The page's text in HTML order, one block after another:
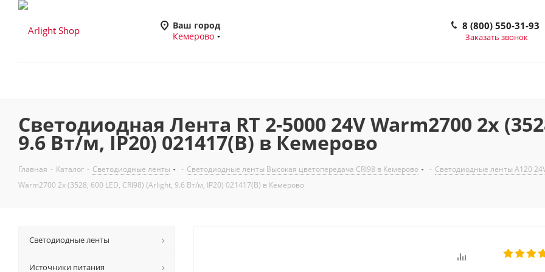
Ваш город
Кемерово
8 (800) 550-31-93
Заказать звонок
Светодиодная Лента RT 2-5000 24V Warm2700 2x
9.6 Вт/м, IP20) 021417(B) в Кемерово
Главная - Каталог - Светодиодные ленты - Светодиодные ленты Высокая цветопередача CRI98 в Кемерово - Светодиодные ленты A120
Warm2700 2x (3528, 600 LED, CRI98) (Arlight, 9.6 Вт/м, IP20) 021417(B) в Кемерово
Светодиодные ленты
Источники питания